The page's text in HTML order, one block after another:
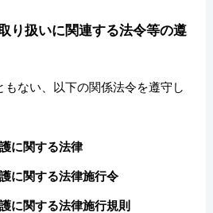
り扱いに関連する法令等の遵
もない、以下の関係法令を遵守し
に関する法律
に関する法律施行令
に関する法律施行規則